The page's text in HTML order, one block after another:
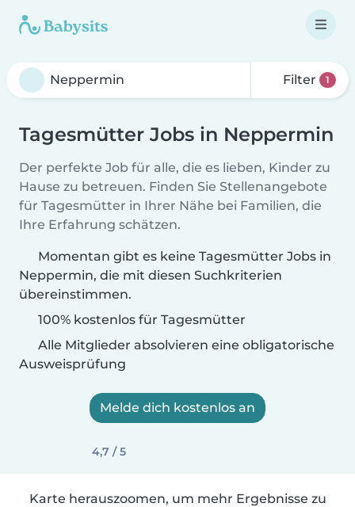
Filter 1
Tagesmütter Jobs in Neppermin
Der perfekte Job für alle, die es lieben, Kinder zu
Hause zu betreuen. Finden Sie Stellenangebote
für Tagesmütter in Ihrer Nähe bei Familien, die
Ihre Erfahrung schätzen.
Momentan gibt es keine Tagesmütter Jobs in
Neppermin, die mit diesen Suchkriterien
übereinstimmen.
100% kostenlos für Tagesmütter
Alle Mitglieder absolvieren eine obligatorische
Ausweisprüfung
Melde dich kostenlos an
4,7 / 5
Karte herauszoomen, um mehr Ergebnisse zu